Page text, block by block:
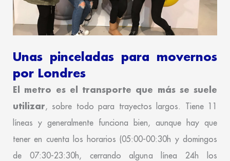
Unas pinceladas para movernos
por Londres
El metro es el transporte que más se suele
utilizar, sobre todo para trayectos largos. Tiene 11
líneas y generalmente funciona bien, aunque hay que
tener en cuenta los horarios (05:00-00:30h y domingos
de 07:30-23:30h, cerrando alguna línea 24h los